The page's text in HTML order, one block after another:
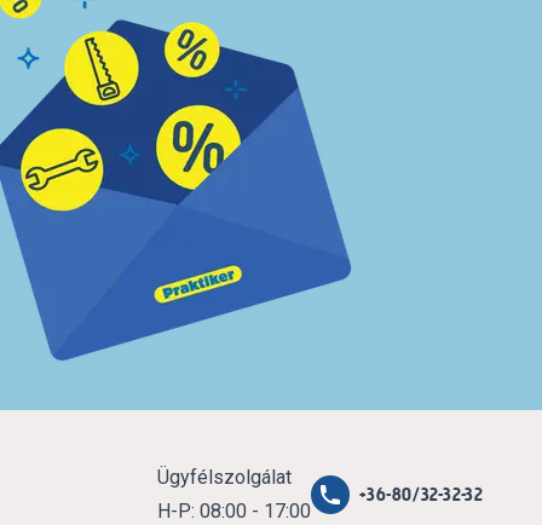
Ügyfélszolgálat
H-P: 08:00 - 17:00
+36-80/32-32-32